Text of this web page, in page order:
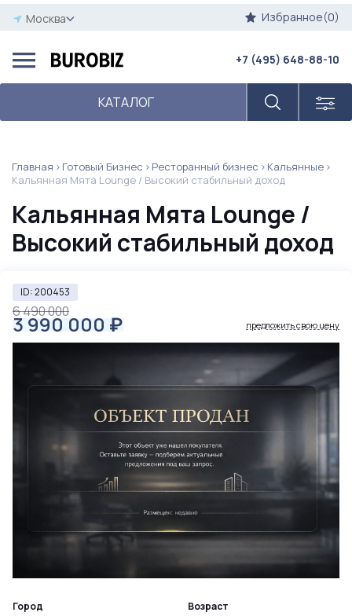
Москва Избранное(0)
КАТАЛОГ
+7 (495) 648-88-10
Главная Готовый Бизнес Ресторанный бизнес
Кальянные
Кальянная Мята Lounge / Высокий стабильный доход
Кальянная Мята Lounge /
Высокий стабильный доход
ID: 200453
6 490 000
3 990 000 ₽ предложить свою цену
Город Возраст